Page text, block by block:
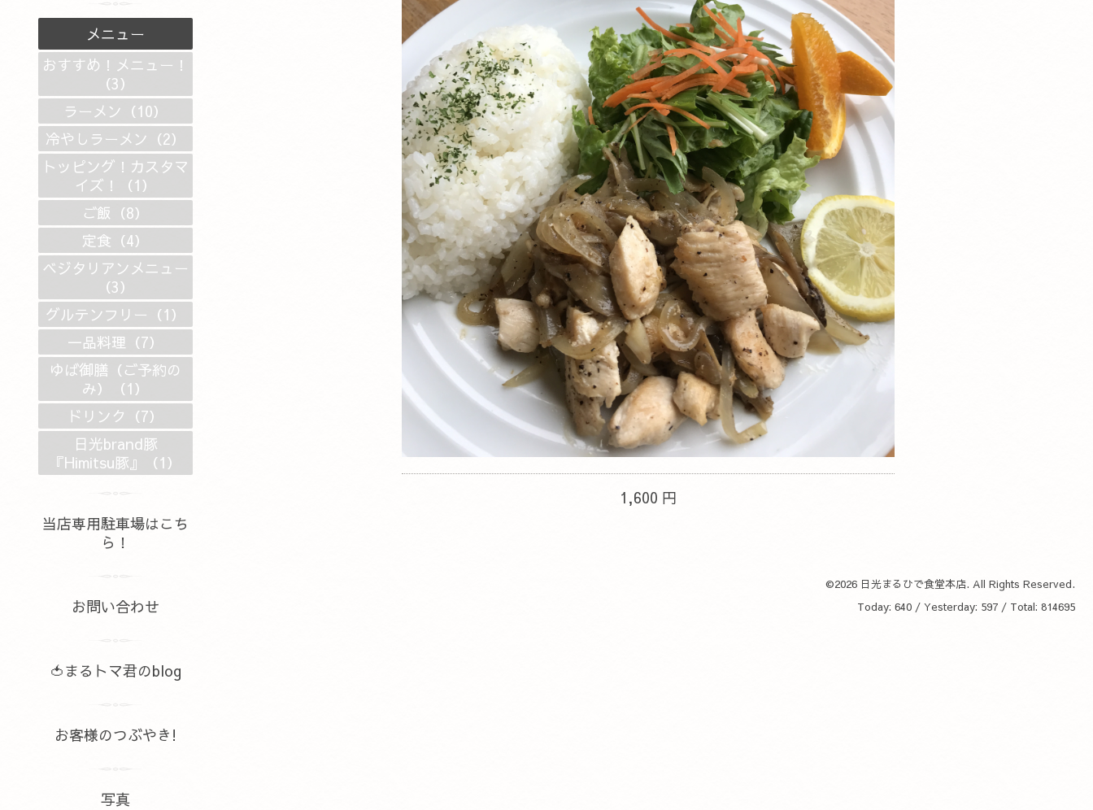
1,600 円
©2026 日光まるひで食堂本店. All Rights Reserved.
Today: 640 / Yesterday: 597 / Total: 814695
メニュー
おすすめ！メニュー！
（3）
ラーメン（10）
冷やしラーメン（2）
トッピング！カスタマ
イズ！（1）
ご飯（8）
定食（4）
ベジタリアンメニュー
（3）
グルテンフリー（1）
一品料理（7）
ゆば御膳（ご予約の
み）（1）
ドリンク（7）
日光brand豚
『Himitsu豚』（1）
当店専用駐車場はこち
ら！
お問い合わせ
🍅まるトマ君のblog
お客様のつぶやき!
写真